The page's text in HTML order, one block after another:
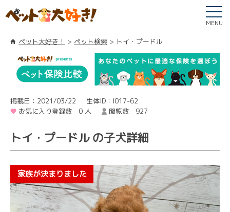
MENU
ペット大好き！ ペット検索 トイ・プードル
掲載日：2021/03/22
生体ID：I017-62
お気に入り登録数 0 人
閲覧数 927
トイ・プードル の子犬詳細